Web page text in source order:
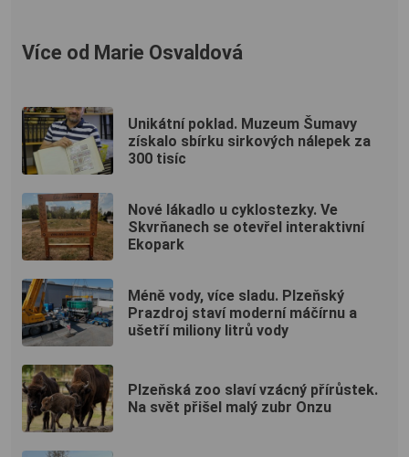
Více od Marie Osvaldová
Unikátní poklad. Muzeum Šumavy
získalo sbírku sirkových nálepek za
300 tisíc
Nové lákadlo u cyklostezky. Ve
Skvrňanech se otevřel interaktivní
Ekopark
Méně vody, více sladu. Plzeňský
Prazdroj staví moderní máčírnu a
ušetří miliony litrů vody
Plzeňská zoo slaví vzácný přírůstek.
Na svět přišel malý zubr Onzu